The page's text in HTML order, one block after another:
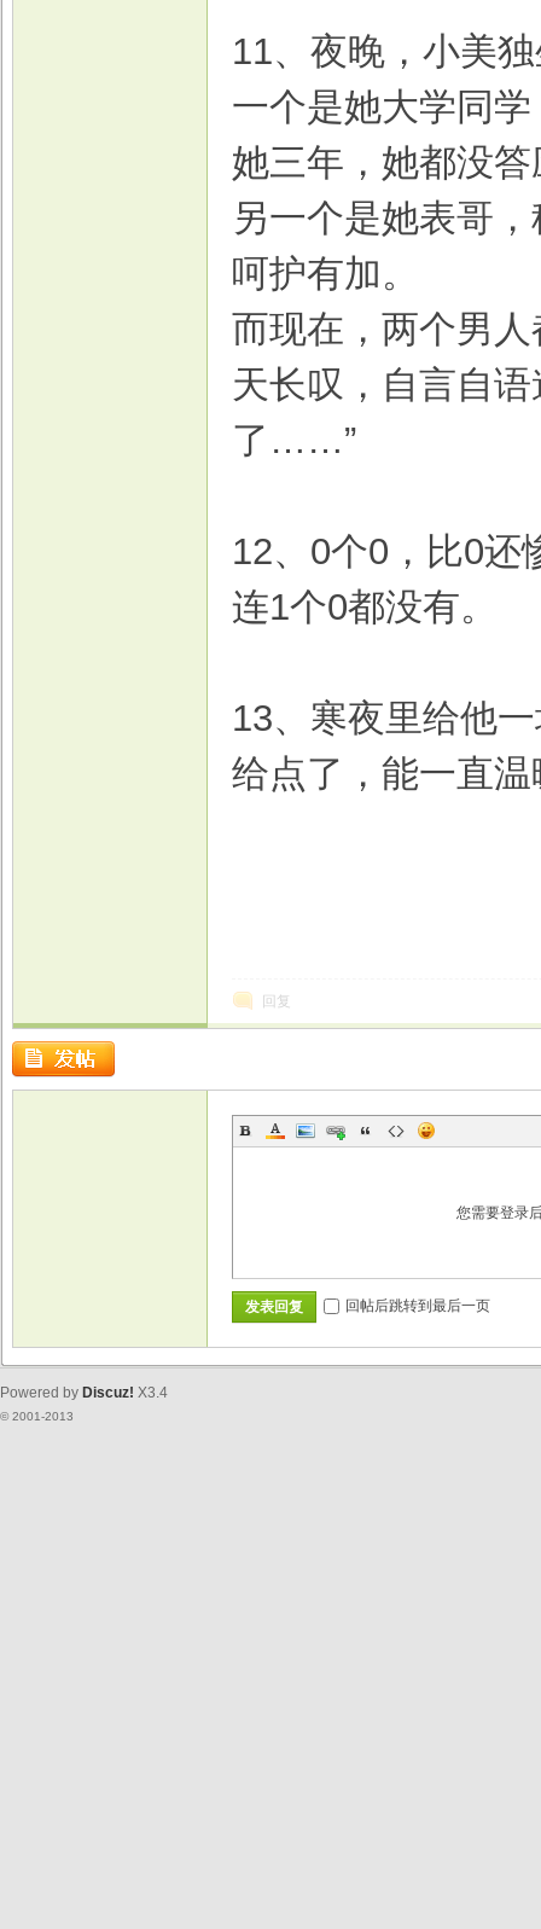
11、夜晚，小美
一个是她大学同
她三年，她都没答
另一个是她表哥
呵护有加。
而现在，两个男
天长叹，自言自
了……”
12、0个0，比0还
连1个0都没有。
13、寒夜里给他
给点了，能一直
回复
您需要登录
发表回复 回帖后跳转到最后一页
Powered by Discuz! X3.4
© 2001-2013